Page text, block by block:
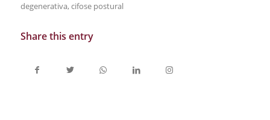
degenerativa,cifose postural
Share this entry